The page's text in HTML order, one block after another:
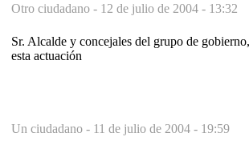
Otro ciudadano - 12 de julio de 2004 - 13:32
Sr. Alcalde y concejales del grupo de
esta actuación
Un ciudadano - 11 de julio de 2004 - 19:59